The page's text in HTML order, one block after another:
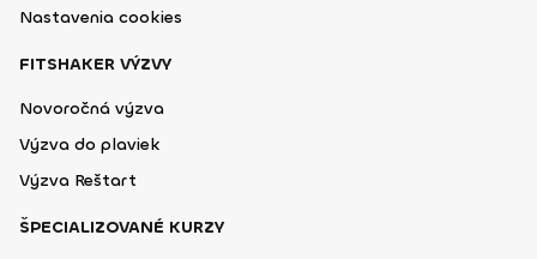
Nastavenia cookies
FITSHAKER VÝZVY
Novoročná výzva
Výzva do plaviek
Výzva Reštart
ŠPECIALIZOVANÉ KURZY